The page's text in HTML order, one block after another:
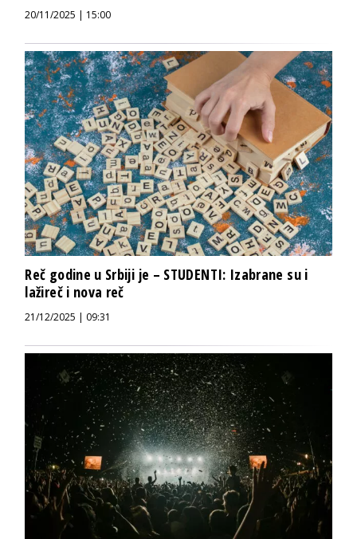
20/11/2025 | 15:00
Reč godine u Srbiji je – STUDENTI: Izabrane su i
lažireč i nova reč
21/12/2025 | 09:31